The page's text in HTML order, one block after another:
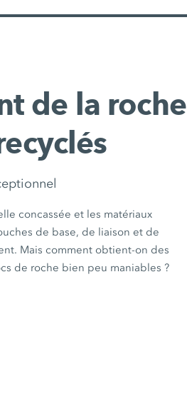
de la roche
concassée et les matériaux
de base, de liaison et de
Mais comment obtient-on des
de roche bien peu maniables ?